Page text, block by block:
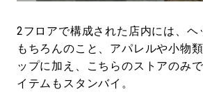
2フロアで構成された店内には、ヘ
もちろんのこと、アパレルや小物
ップに加え、こちらのストアのみ
イテムもスタンバイ。